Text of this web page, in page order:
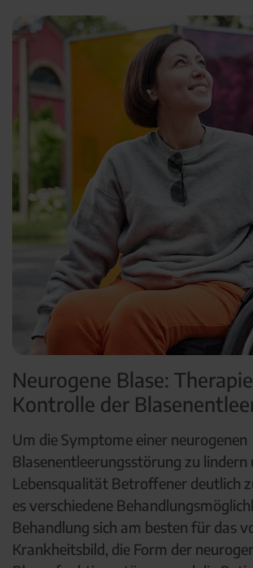
Neurogene Blase:
Kontrolle der
Um die Symptome einer neurogenen
Blasenentleerungsstörung zu lindern
Lebensqualität Betroffener deutlich
es verschiedene
Behandlung sich am besten für das
Krankheitsbild, die Form der